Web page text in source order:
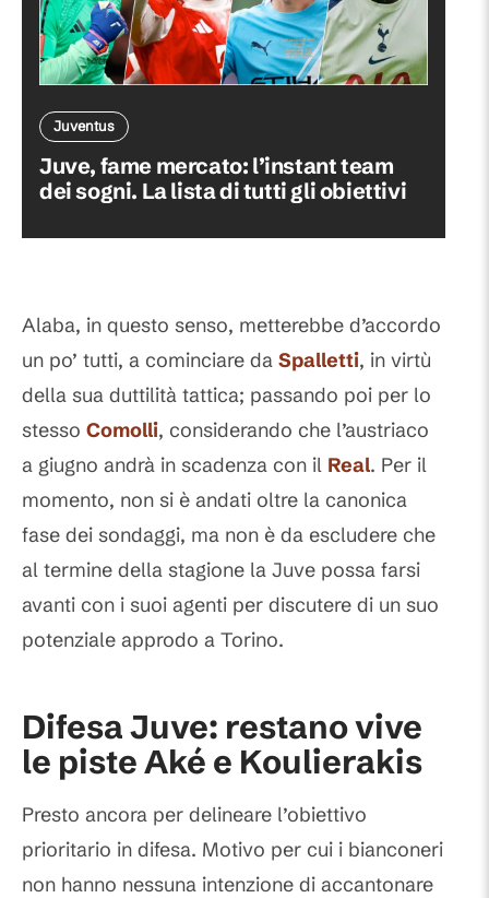
Juventus
Juve, fame mercato: l’instant team
dei sogni. La lista di tutti gli obiettivi
Alaba, in questo senso, metterebbe d’accordo
un po’ tutti, a cominciare da Spalletti, in virtù
della sua duttilità tattica; passando poi per lo
stesso Comolli, considerando che l’austriaco
a giugno andrà in scadenza con il Real. Per il
momento, non si è andati oltre la canonica
fase dei sondaggi, ma non è da escludere che
al termine della stagione la Juve possa farsi
avanti con i suoi agenti per discutere di un suo
potenziale approdo a Torino.
Difesa Juve: restano vive
le piste Aké e Koulierakis
Presto ancora per delineare l’obiettivo
prioritario in difesa. Motivo per cui i bianconeri
non hanno nessuna intenzione di accantonare